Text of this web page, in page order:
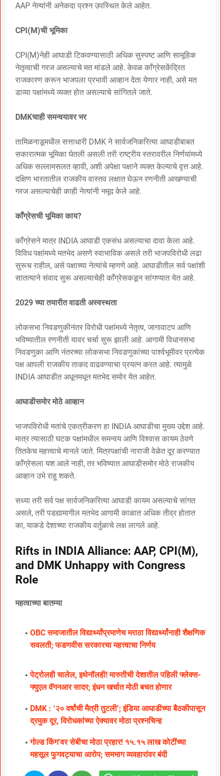
AAP नेत्यांनी अनेकदा प्रश्न उपस्थित केले आहेत.
CPI(M)ची भूमिका
CPI(M)नेही आघाडी टिकवण्यासाठी अधिक सुस्पष्ट आणि सामूहिक
नेतृत्वाची गरज असल्याचे मत मांडले आहे. केवळ काँग्रेसकेंद्रित
राजकारण करून भाजपला प्रभावी आव्हान देता येणार नाही, असे मत
डाव्या पक्षांमध्ये व्यक्त होत असल्याचे सांगितले जाते.
DMKचाही समन्वयावर भर
तामिळनाडूमधील सत्ताधारी DMK ने सार्वजनिकरित्या आघाडीबाबत
सकारात्मक भूमिका घेतली असली तरी राष्ट्रीय स्तरावरील निर्णयांमध्ये
अधिक सल्लामसलत व्हावी, अशी अपेक्षा पक्षाने व्यक्त केल्याचे वृत्त आहे.
दक्षिण भारतातील राजकीय वास्तव लक्षात घेऊन रणनीती आखण्याची
गरज असल्याचेही काही नेत्यांनी नमूद केले आहे.
काँग्रेसची भूमिका काय?
काँग्रेसने मात्र INDIA आघाडी एकसंध असल्याचा दावा केला आहे.
विविध पक्षांमध्ये मतभेद असणे स्वाभाविक असले तरी भाजपविरोधी लढा
सुरूच राहील, असे पक्षाच्या नेत्यांचे म्हणणे आहे. आघाडीतील सर्व पक्षांशी
सातत्याने संवाद सुरू असल्याचेही काँग्रेसकडून सांगण्यात येत आहे.
2029 च्या तयारीत वाढती अस्वस्थता
लोकसभा निवडणुकीनंतर विरोधी पक्षांमध्ये नेतृत्व, जागावाटप आणि
भविष्यातील रणनीती यावर चर्चा सुरू झाली आहे. आगामी विधानसभा
निवडणुका आणि नंतरच्या लोकसभा निवडणुकांच्या पार्श्वभूमीवर प्रत्येक
पक्ष आपली राजकीय ताकद वाढवण्याचा प्रयत्न करत आहे. त्यामुळे
INDIA आघाडीत अधूनमधून मतभेद समोर येत आहेत.
आघाडीसमोर मोठे आव्हान
भाजपविरोधी मतांचे एकत्रीकरण हा INDIA आघाडीचा मुख्य उद्देश आहे.
मात्र त्यासाठी घटक पक्षांमधील समन्वय आणि विश्वास कायम ठेवणे
तितकेच महत्त्वाचे मानले जाते. मित्रपक्षांची नाराजी वेळेत दूर करण्यात
काँग्रेसला यश आले नाही, तर भविष्यात आघाडीसमोर मोठे राजकीय
आव्हान उभे राहू शकते.
सध्या तरी सर्व पक्ष सार्वजनिकरित्या आघाडी कायम असल्याचे सांगत
असले, तरी पडद्यामागील मतभेद आगामी काळात अधिक तीव्र होतात
का, याकडे देशाच्या राजकीय वर्तुळाचे लक्ष लागले आहे.
Rifts in INDIA Alliance: AAP, CPI(M),
and DMK Unhappy with Congress
Role
महत्वाच्या बातम्या
OBC समाजातील विद्यार्थ्यांप्रमाणेच मराठा विद्यार्थ्यांनाही शैक्षणिक
सवलती; फडणवीस सरकारचा महत्त्वाचा निर्णय
पेट्रोलही चालेल, इथेनॉलही! मारुतीची देशातील पहिली फ्लेक्स-
फ्युएल वॅगनआर सादर; इंधन खर्चात मोठी बचत होणार
DMK : ‘२० वर्षांची मैत्री तुटली’; इंडिया आघाडीच्या बैठकीपासून
द्रमुक दूर, विरोधकांच्या ऐक्यावर मोठा प्रश्नचिन्ह
गोल्ड किंग’वर सेबीचा मोठा प्रहार! १५.१५ लाख कोटींच्या
महसूल फुगवट्याचा आरोप; समभाग व्यवहारांवर बंदी